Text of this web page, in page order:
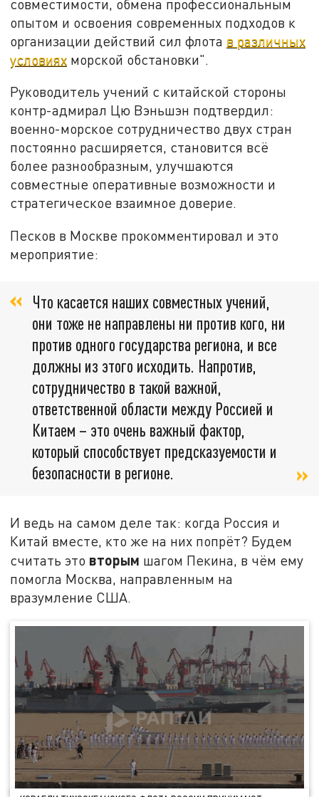
совместимости, обмена профессиональным
опытом и освоения современных подходов к
организации действий сил флота в различных
условиях морской обстановки".
Руководитель учений с китайской стороны
контр-адмирал Цю Вэньшэн подтвердил:
военно-морское сотрудничество двух стран
постоянно расширяется, становится всё
более разнообразным, улучшаются
совместные оперативные возможности и
стратегическое взаимное доверие.
Песков в Москве прокомментировал и это
мероприятие:
Что касается наших совместных учений,
они тоже не направлены ни против кого, ни
против одного государства региона, и все
должны из этого исходить. Напротив,
сотрудничество в такой важной,
ответственной области между Россией и
Китаем – это очень важный фактор,
который способствует предсказуемости и
безопасности в регионе.
И ведь на самом деле так: когда Россия и
Китай вместе, кто же на них попрёт? Будем
считать это вторым шагом Пекина, в чём ему
помогла Москва, направленным на
вразумление США.